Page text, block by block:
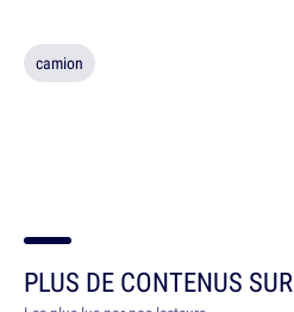
camion
PLUS DE CONTENUS SUR